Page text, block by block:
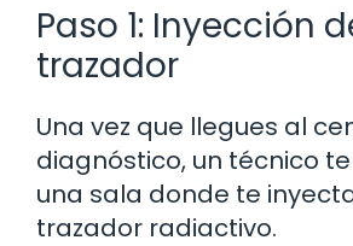
Paso 1: Inyección
trazador
Una vez que llegues al
diagnóstico, un técnico
una sala donde te
trazador radiactivo.